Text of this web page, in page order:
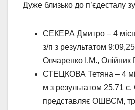
Дуже близько до п’єдесталу
СЕКЕРА Дмитро – 4
з/п з результатом
Овчаренко І.М., Олійник
СТЕЦКОВА Тетяна – 4
м з результатом 25,71
представляє ОШВСМ,